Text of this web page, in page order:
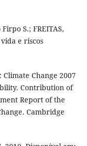
S.; FREITAS,
e riscos
Change 2007
Contribution of
Report of the
Cambridge